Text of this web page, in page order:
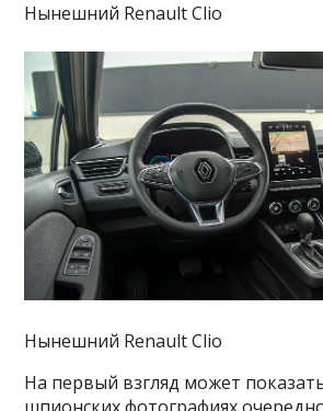
Нынешний Renault Clio
Нынешний Renault Clio
На первый взгляд может